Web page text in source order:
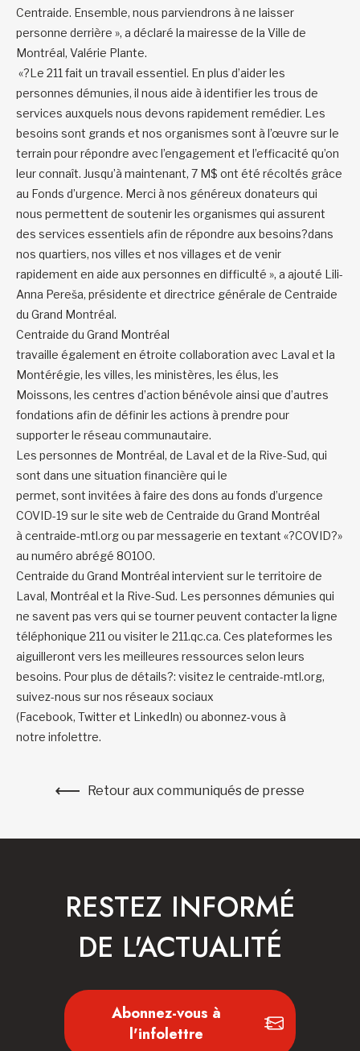
Centraide. Ensemble, nous parviendrons à ne laisser
personne derrière », a déclaré la mairesse de la Ville de
Montréal, Valérie Plante.
«?Le 211 fait un travail essentiel. En plus d’aider les
personnes démunies, il nous aide à identifier les trous de
services auxquels nous devons rapidement remédier. Les
besoins sont grands et nos organismes sont à l’œuvre sur le
terrain pour répondre avec l’engagement et l’efficacité qu’on
leur connaît. Jusqu’à maintenant, 7 M$ ont été récoltés grâce
au Fonds d’urgence. Merci à nos généreux donateurs qui
nous permettent de soutenir les organismes qui assurent
des services essentiels afin de répondre aux besoins?dans
nos quartiers, nos villes et nos villages et de venir
rapidement en aide aux personnes en difficulté », a ajouté Lili-
Anna Pereša, présidente et directrice générale de Centraide
du Grand Montréal.
Centraide du Grand Montréal
travaille également en étroite collaboration avec Laval et la
Montérégie, les villes, les ministères, les élus, les
Moissons, les centres d’action bénévole ainsi que d’autres
fondations afin de définir les actions à prendre pour
supporter le réseau communautaire.
L es personnes de Montréal, de Laval et de la Rive-Sud, qui
sont dans une situation financière qui le
permet, sont invitées à faire des dons au fonds d’urgence
COVID-19 sur le site web de Centraide du Grand Montréal
à centraide-mtl.orgou par messagerie en textant «?COVID?»
au numéro abrégé 80100.
Centraide du Grand Montréal intervient sur le territoire de
Laval, Montréal et la Rive-Sud. Les personnes démunies qui
ne savent pas vers qui se tourner peuvent contacter la ligne
téléphonique 211 ou visiter le 211.qc.ca. Ces plateformes les
aiguilleront vers les meilleures ressources selon leurs
besoins. Pour plus de détails?: visitez le centraide-mtl.org,
suivez-nous sur nos réseaux sociaux
(Facebook, Twitteret LinkedIn) ou abonnez-vous à
notre infolettre.
Retour aux communiqués de presse
RESTEZ INFORMÉ
DE L'ACTUALITÉ
Abonnez-vous à
l'infolettre